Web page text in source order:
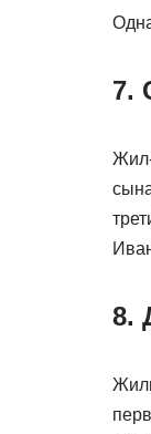
7.
8.